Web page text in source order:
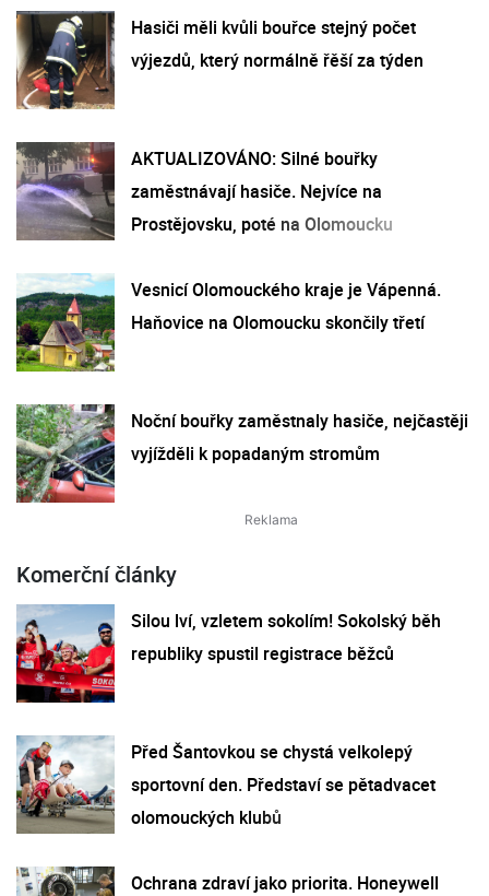
Hasiči měli kvůli bouřce stejný počet
výjezdů, který normálně řěší za týden
AKTUALIZOVÁNO: Silné bouřky
zaměstnávají hasiče. Nejvíce na
Prostějovsku, poté na Olomoucku
Vesnicí Olomouckého kraje je Vápenná.
Haňovice na Olomoucku skončily třetí
Noční bouřky zaměstnaly hasiče, nejčastěji
vyjížděli k popadaným stromům
Komerční články
Silou lví, vzletem sokolím! Sokolský běh
republiky spustil registrace běžců
Před Šantovkou se chystá velkolepý
sportovní den. Představí se pětadvacet
olomouckých klubů
Ochrana zdraví jako priorita. Honeywell